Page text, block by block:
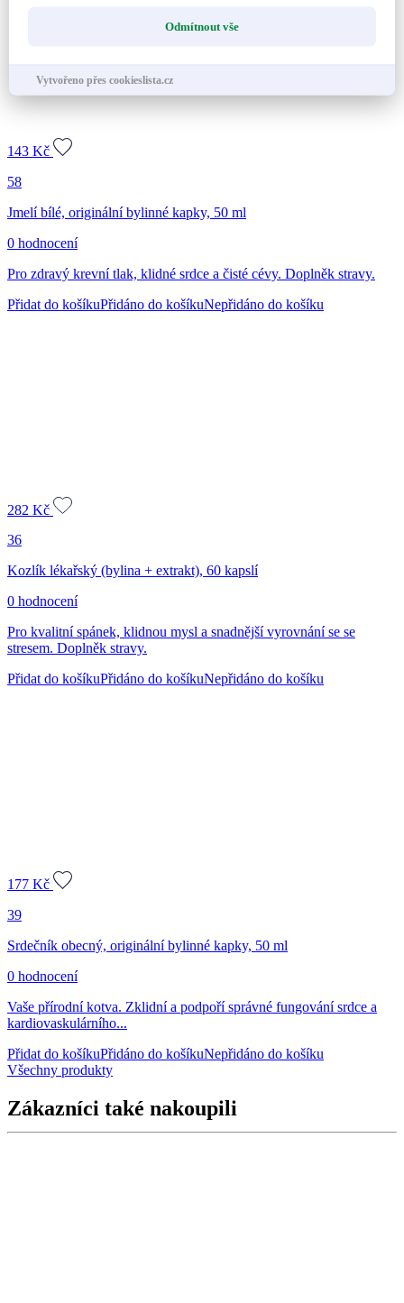
143 Kč
58
Jmelí bílé, originální bylinné kapky, 50 ml
0 hodnocení
Pro zdravý krevní tlak, klidné srdce a čisté cévy. Doplněk stravy.
Přidat do košíkuPřidáno do košíkuNepřidáno do košíku
282 Kč
36
Kozlík lékařský (bylina + extrakt), 60 kapslí
0 hodnocení
Pro kvalitní spánek, klidnou mysl a snadnější vyrovnání se se
stresem. Doplněk stravy.
Přidat do košíkuPřidáno do košíkuNepřidáno do košíku
177 Kč
39
Srdečník obecný, originální bylinné kapky, 50 ml
0 hodnocení
Vaše přírodní kotva. Zklidní a podpoří správné fungování srdce a
kardiovaskulárního...
Přidat do košíkuPřidáno do košíkuNepřidáno do košíku
Všechny produkty
Zákazníci také nakoupili
Odmítnout vše
Vytvořeno přes cookieslista.cz